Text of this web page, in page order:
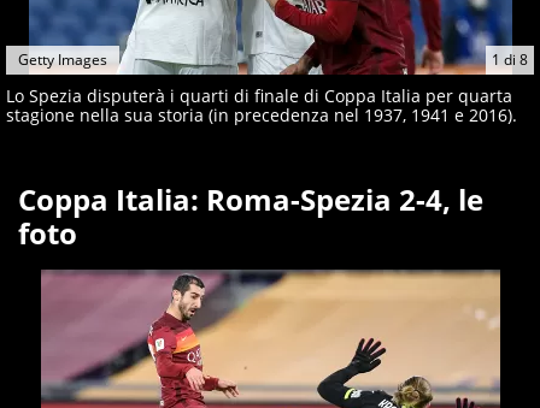
1 di 8
Getty Images
Lo Spezia disputerà i quarti di finale di Coppa Italia per quarta
stagione nella sua storia (in precedenza nel 1937, 1941 e 2016).
Coppa Italia: Roma-Spezia 2-4, le
foto